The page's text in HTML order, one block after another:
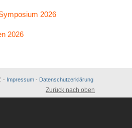
2026
2026
- Impressum - Datenschutzerklärung
Zurück nach oben